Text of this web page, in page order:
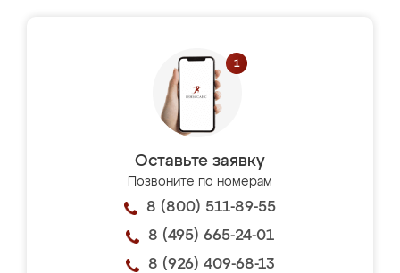
Оставьте заявку
Позвоните по номерам
8 (800) 511-89-55
8 (495) 665-24-01
8 (926) 409-68-13